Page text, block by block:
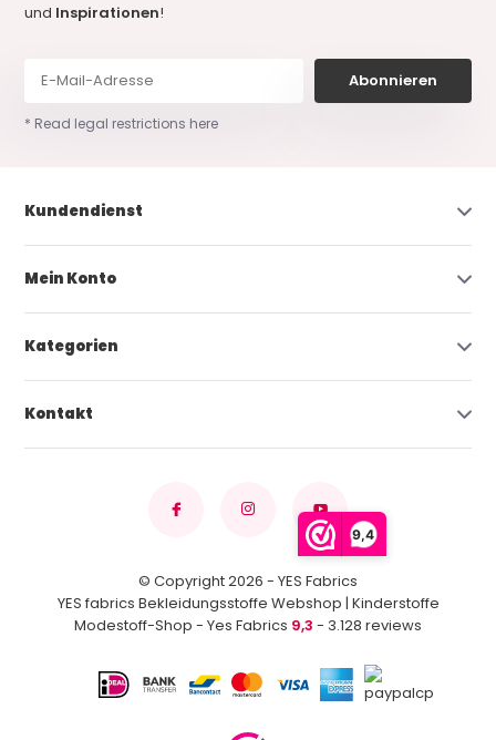
9,4
und Inspirationen!
Abonnieren
* Read legal restrictions here
Kundendienst
Mein Konto
Kategorien
Kontakt
© Copyright 2026 - YES Fabrics
YES fabrics Bekleidungsstoffe Webshop | Kinderstoffe
Modestoff-Shop - Yes Fabrics 9,3 - 3.128 reviews